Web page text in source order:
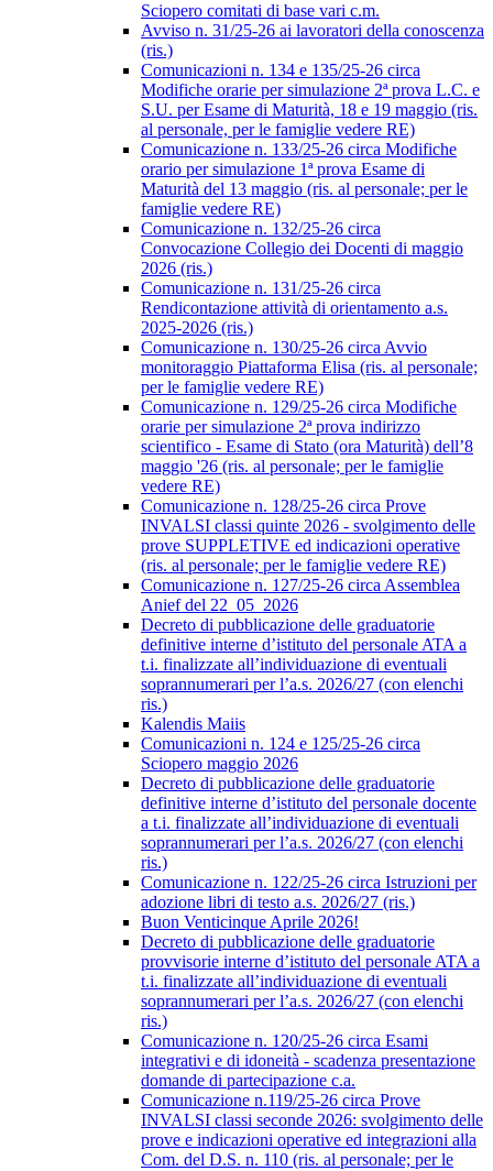
Sciopero comitati di base vari c.m.
Avviso n. 31/25-26 ai lavoratori della conoscenza
(ris.)
Comunicazioni n. 134 e 135/25-26 circa
Modifiche orarie per simulazione 2ª prova L.C. e
S.U. per Esame di Maturità, 18 e 19 maggio (ris.
al personale, per le famiglie vedere RE)
Comunicazione n. 133/25-26 circa Modifiche
orario per simulazione 1ª prova Esame di
Maturità del 13 maggio (ris. al personale; per le
famiglie vedere RE)
Comunicazione n. 132/25-26 circa
Convocazione Collegio dei Docenti di maggio
2026 (ris.)
Comunicazione n. 131/25-26 circa
Rendicontazione attività di orientamento a.s.
2025-2026 (ris.)
Comunicazione n. 130/25-26 circa Avvio
monitoraggio Piattaforma Elisa (ris. al personale;
per le famiglie vedere RE)
Comunicazione n. 129/25-26 circa Modifiche
orarie per simulazione 2ª prova indirizzo
scientifico - Esame di Stato (ora Maturità) dell’8
maggio '26 (ris. al personale; per le famiglie
vedere RE)
Comunicazione n. 128/25-26 circa Prove
INVALSI classi quinte 2026 - svolgimento delle
prove SUPPLETIVE ed indicazioni operative
(ris. al personale; per le famiglie vedere RE)
Comunicazione n. 127/25-26 circa Assemblea
Anief del 22_05_2026
Decreto di pubblicazione delle graduatorie
definitive interne d’istituto del personale ATA a
t.i. finalizzate all’individuazione di eventuali
soprannumerari per l’a.s. 2026/27 (con elenchi
ris.)
Kalendis Maiis
Comunicazioni n. 124 e 125/25-26 circa
Sciopero maggio 2026
Decreto di pubblicazione delle graduatorie
definitive interne d’istituto del personale docente
a t.i. finalizzate all’individuazione di eventuali
soprannumerari per l’a.s. 2026/27 (con elenchi
ris.)
Comunicazione n. 122/25-26 circa Istruzioni per
adozione libri di testo a.s. 2026/27 (ris.)
Buon Venticinque Aprile 2026!
Decreto di pubblicazione delle graduatorie
provvisorie interne d’istituto del personale ATA a
t.i. finalizzate all’individuazione di eventuali
soprannumerari per l’a.s. 2026/27 (con elenchi
ris.)
Comunicazione n. 120/25-26 circa Esami
integrativi e di idoneità - scadenza presentazione
domande di partecipazione c.a.
Comunicazione n.119/25-26 circa Prove
INVALSI classi seconde 2026: svolgimento delle
prove e indicazioni operative ed integrazioni alla
Com. del D.S. n. 110 (ris. al personale; per le